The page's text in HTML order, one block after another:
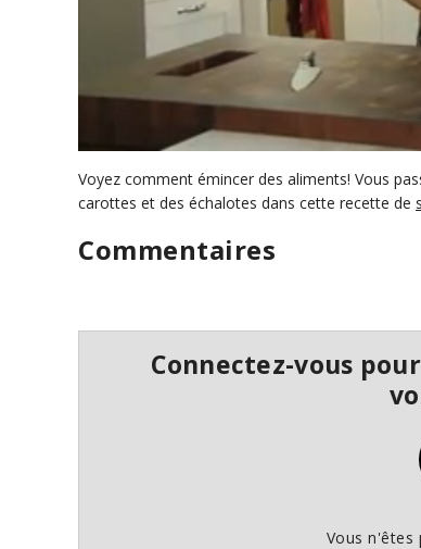
s
c
n
d
2
Voyez comment émincer des aliments! Vous
carottes et des échalotes dans cette recette de
Commentaires
Connectez-vous
Vous n'êtes